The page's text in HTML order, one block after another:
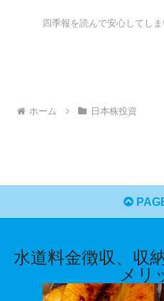
四季報を読んで安心してしま
ホーム 日本株投資